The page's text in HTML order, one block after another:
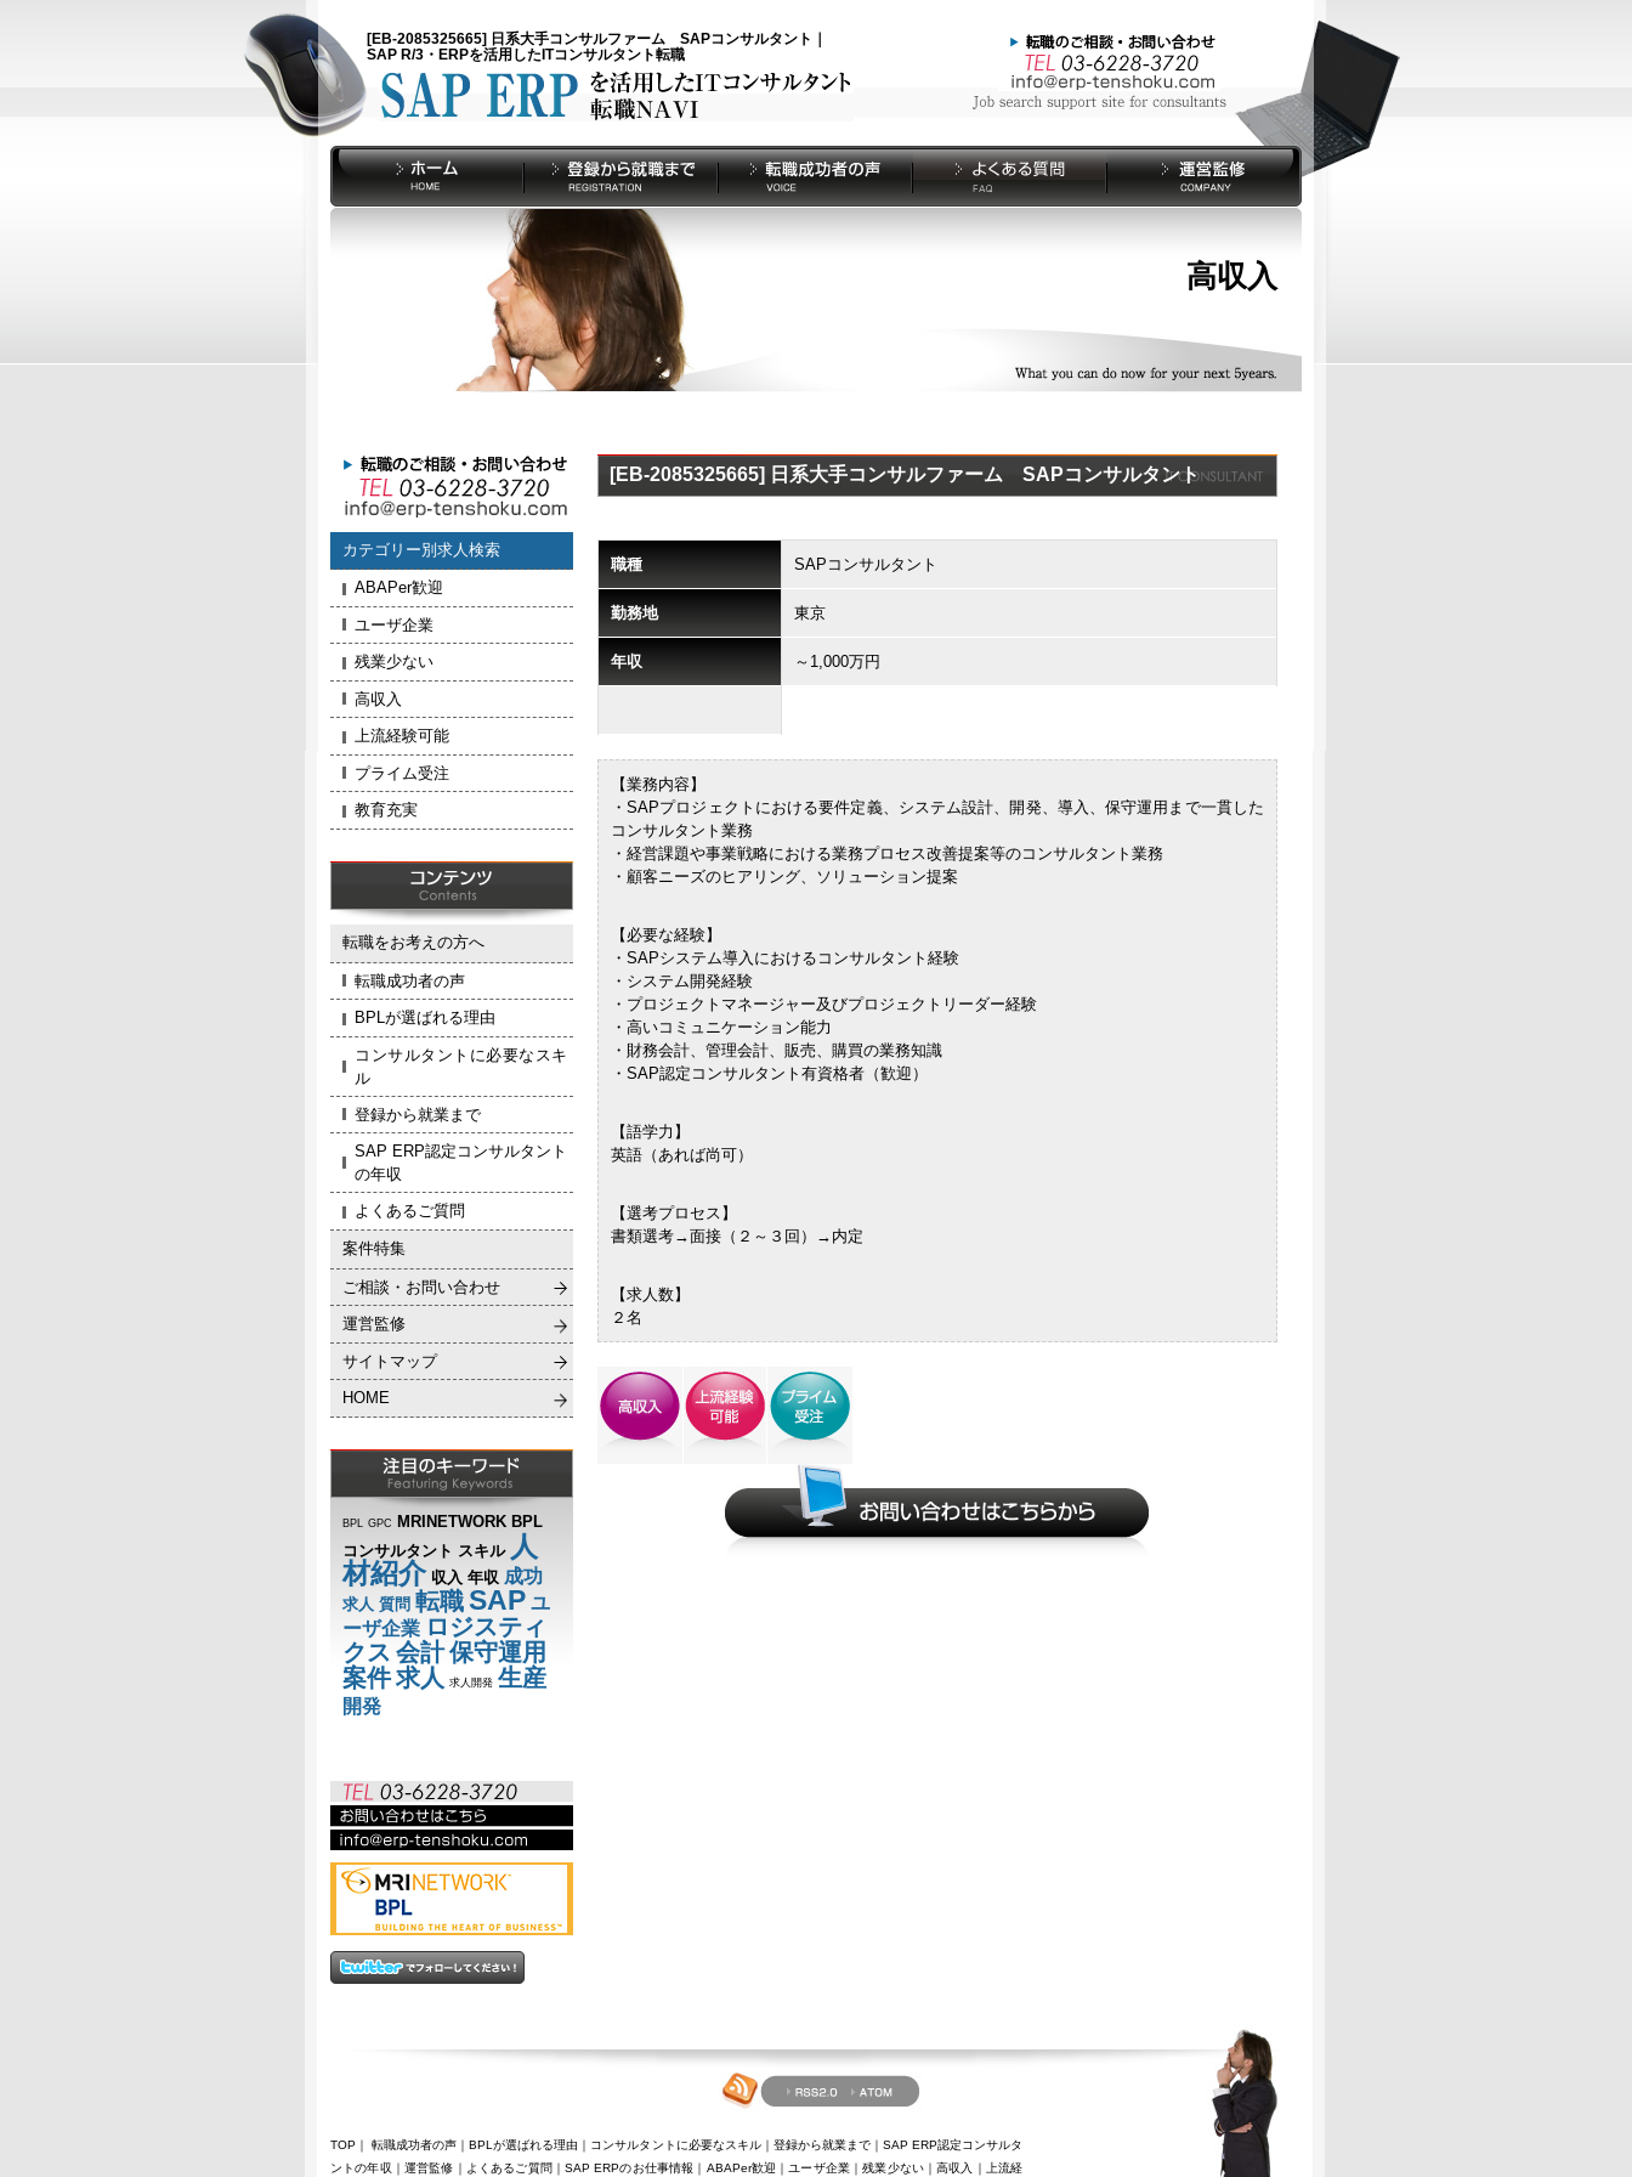
[EB-2085325665] 日系大手コンサルファーム SAPコンサルタント｜
SAP R/3・ERPを活用したITコンサルタント転職
高収入
[EB-2085325665] 日系大手コンサルファーム SAPコンサルタント
職種 SAPコンサルタント
勤務地 東京
年収 ～1,000万円
【業務内容】
・SAPプロジェクトにおける要件定義、システム設計、開発、導入、保守運用まで一貫した
コンサルタント業務
・経営課題や事業戦略における業務プロセス改善提案等のコンサルタント業務
・顧客ニーズのヒアリング、ソリューション提案
【必要な経験】
・SAPシステム導入におけるコンサルタント経験
・システム開発経験
・プロジェクトマネージャー及びプロジェクトリーダー経験
・高いコミュニケーション能力
・財務会計、管理会計、販売、購買の業務知識
・SAP認定コンサルタント有資格者（歓迎）
【語学力】
英語（あれば尚可）
【選考プロセス】
書類選考→面接（２～３回）→内定
【求人数】
２名
カテゴリー別求人検索
ABAPer歓迎
ユーザ企業
残業少ない
高収入
上流経験可能
プライム受注
教育充実
転職をお考えの方へ
転職成功者の声
BPLが選ばれる理由
コンサルタントに必要なスキ
ル
登録から就業まで
SAP ERP認定コンサルタント
の年収
よくあるご質問
案件特集
ご相談・お問い合わせ
運営監修
サイトマップ
HOME
BPL GPC MRINETWORK BPL
コンサルタント スキル 人
材紹介 収入 年収 成功
求人 質問 転職SAP ユ
ーザ企業 ロジスティ
クス 会計保守運用
案件求人 求人開発 生産
開発
TOP ｜転職成功者の声 ｜BPLが選ばれる理由 ｜ コンサルタントに必要なスキル｜ 登録から就業まで｜ SAP ERP認定コンサルタ
ントの年収 ｜ 運営監修 ｜ よくあるご質問 ｜SAP ERPのお仕事情報 ｜ ABAPer歓迎 ｜ ユーザ企業 ｜残業少ない ｜高収入 ｜ 上流経